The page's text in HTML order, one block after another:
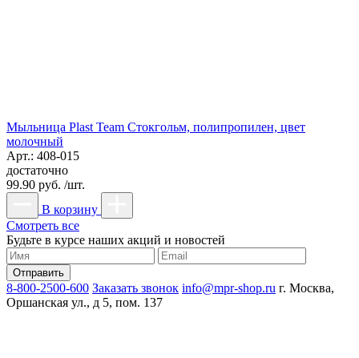
Мыльница Plast Team Стокгольм, полипропилен, цвет
молочный
Арт.: 408-015
достаточно
99.90 руб. /шт.
В корзину
Смотреть все
Будьте в курсе наших акций и новостей
8-800-2500-600 Заказать звонок info@mpr-shop.ru г. Москва,
Оршанская ул., д 5, пом. 137